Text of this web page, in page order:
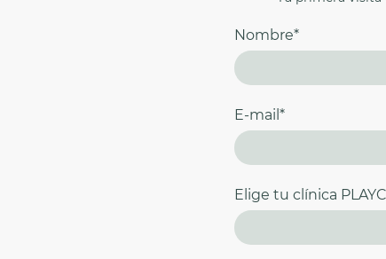
Nombre*
E-mail *
Elige tu clínica